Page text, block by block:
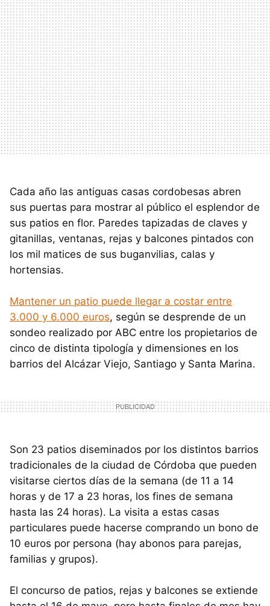
Cada año las antiguas casas cordobesas abren
sus puertas para mostrar al público el esplendor de
sus patios en flor. Paredes tapizadas de claves y
gitanillas, ventanas, rejas y balcones pintados con
los mil matices de sus buganvilias, calas y
hortensias.
Mantener un patio puede llegar a costar entre
3.000 y 6.000 euros, según se desprende de un
sondeo realizado por ABC entre los propietarios de
cinco de distinta tipología y dimensiones en los
barrios del Alcázar Viejo, Santiago y Santa Marina.
Son 23 patios diseminados por los distintos barrios
tradicionales de la ciudad de Córdoba que pueden
visitarse ciertos días de la semana (de 11 a 14
horas y de 17 a 23 horas, los fines de semana
hasta las 24 horas). La visita a estas casas
particulares puede hacerse comprando un bono de
10 euros por persona (hay abonos para parejas,
familias y grupos).
El concurso de patios, rejas y balcones se extiende